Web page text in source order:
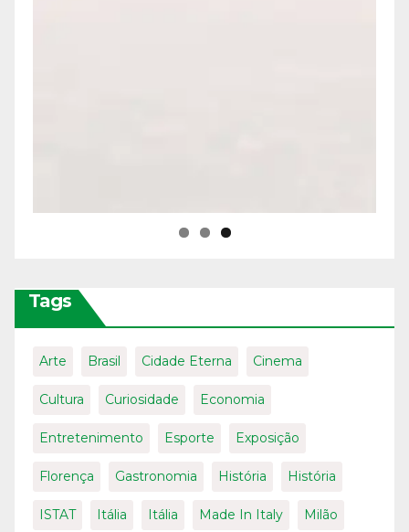
Tags
Arte Brasil Cidade Eterna Cinema
Cultura Curiosidade Economia
Entretenimento Esporte Exposição
Florença Gastronomia História História
ISTAT Itália Itália Made In Italy Milão